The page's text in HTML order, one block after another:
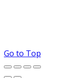
Go to Top